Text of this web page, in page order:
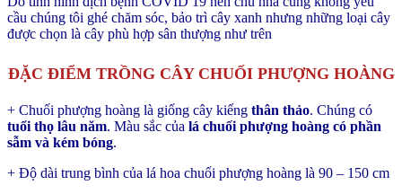
cầu chúng tôi ghé chăm sóc, bảo trì cây xanh nhưng những loại cây
được chọn là cây phù hợp sân thượng như trên
ĐẶC ĐIỂM TRỒNG CÂY CHUỐI PHƯỢNG HOÀNG
+ Chuối phượng hoàng là giống cây kiểng thân thảo. Chúng có
tuổi thọ lâu năm. Màu sắc của lá chuối phượng hoàng có phần
sẫm và kém bóng.
+ Độ dài trung bình của lá hoa chuối phượng hoàng là 90 – 150 cm